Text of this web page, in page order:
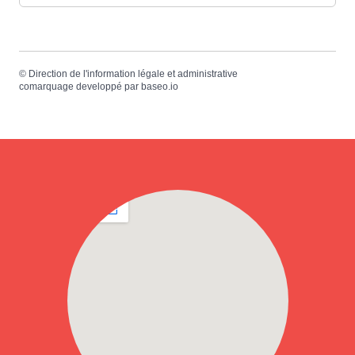
© Direction de l'information légale et administrative
comarquage developpé par baseo.io